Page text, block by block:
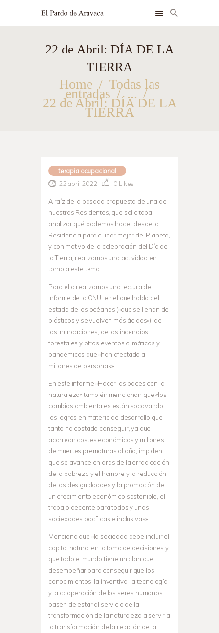
22 de Abril: DÍA DE LA
TIERRA
Home Todas las
entradas ...
22 de Abril: DÍA DE LA
TIERRA
INSTALACIONES
HABITACIONES
SERVICIOS
terapia ocupacional
22 abril 2022
0 Likes
A raíz de la pasada propuesta de una de
nuestras Residentes, que solicitaba
analizar qué podemos hacer desde la
Residencia para cuidar mejor del Planeta,
y con motivo de la celebración del Día de
la Tierra, realizamos una actividad en
torno a este tema.
Para ello realizamos una lectura del
informe de la ONU, en el que habla del
estado de los océanos («que se llenan de
plásticos y se vuelven más ácidos»), de
las inundaciones, de los incendios
forestales y otros eventos climáticos y
pandémicos que «han afectado a
millones de personas».
En este informe «Hacer las paces con la
naturaleza» también mencionan que «los
cambios ambientales están socavando
los logros en materia de desarrollo que
tanto ha costado conseguir, ya que
acarrean costes económicos y millones
de muertes prematuras al año, impiden
que se avance en aras de la erradicación
de la pobreza y el hambre y la reducción
de las desigualdades y la promoción de
un crecimiento económico sostenible, el
trabajo decente para todos y unas
sociedades pacíficas e inclusivas».
Menciona que «la sociedad debe incluir el
capital natural en la toma de decisiones y
que todo el mundo tiene un plan que
desempeñar para conseguir que los
conocimientos, la inventiva, la tecnología
y la cooperación de los seres humanos
pasen de estar al servicio de la
transformación de la naturaleza a servir a
la transformación de la relación de la